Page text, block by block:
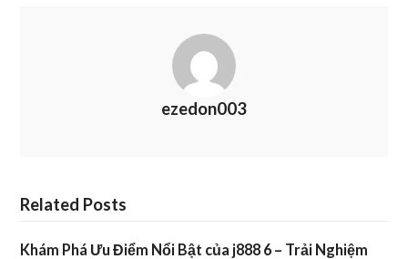
ezedon003
Related Posts
Khám Phá Ưu Điểm Nổi Bật của j888 6 – Trải Nghiệm